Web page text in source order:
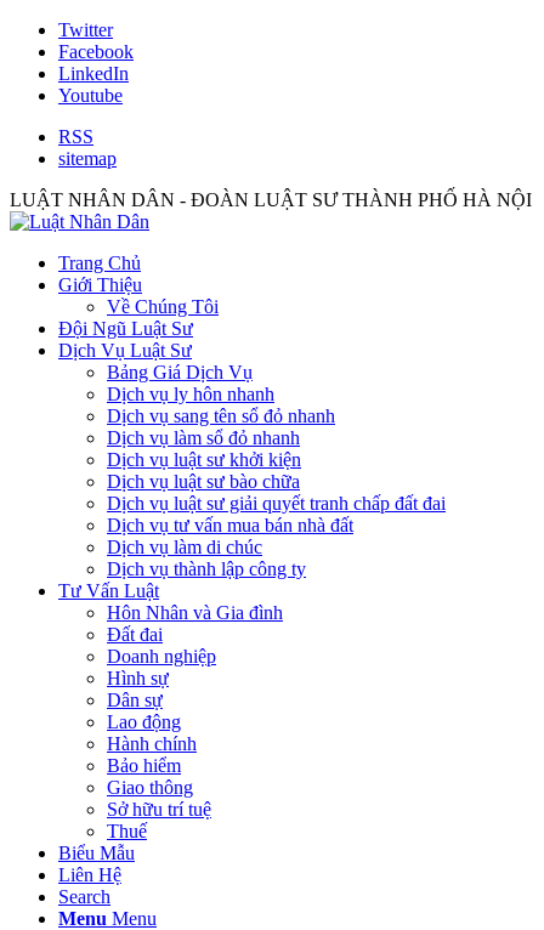
Twitter
Facebook
LinkedIn
Youtube
RSS
sitemap
LUẬT NHÂN DÂN - ĐOÀN LUẬT SƯ THÀNH PHỐ HÀ NỘI
Trang Chủ
Giới Thiệu
Về Chúng Tôi
Đội Ngũ Luật Sư
Dịch Vụ Luật Sư
Bảng Giá Dịch Vụ
Dịch vụ ly hôn nhanh
Dịch vụ sang tên sổ đỏ nhanh
Dịch vụ làm sổ đỏ nhanh
Dịch vụ luật sư khởi kiện
Dịch vụ luật sư bào chữa
Dịch vụ luật sư giải quyết tranh chấp đất đai
Dịch vụ tư vấn mua bán nhà đất
Dịch vụ làm di chúc
Dịch vụ thành lập công ty
Tư Vấn Luật
Hôn Nhân và Gia đình
Đất đai
Doanh nghiệp
Hình sự
Dân sự
Lao động
Hành chính
Bảo hiểm
Giao thông
Sở hữu trí tuệ
Thuế
Biểu Mẫu
Liên Hệ
Search
Menu Menu